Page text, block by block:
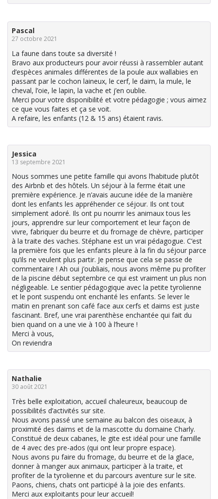
Pascal
27 octobre 2021
La faune dans toute sa diversité !
Bravo aux producteurs pour avoir réussi à rassembler autant
d’espèces animales différentes de la poule aux wallabies en
passant par le cochon laineux, le cerf, le daim, la mule, le
cheval, l’oie, le lapin, la vache et j’en oublie.
Merci pour votre disponibilité et votre pédagogie ; vous aimez
ce que vous faites et ça se voit.
A refaire, les enfants (12 & 15 ans) étaient ravis.
Jessica
13 septembre 2021
Nous sommes une petite famille qui avons l’habitude plutôt
des Airbnb et des hôtels. Un séjour à la ferme était une
première expérience. Je n’avais aucune idée de la manière
dont les enfants les appréhender ce séjour. Ils ont tout
simplement adoré. Ils ont pu nourrir les animaux tous les
jours, apprendre sur leur comportement et leur façon de
vivre, fabriquer du beurre et du fromage de chèvre, participer
à la traite des vaches. Stéphane est un vrai pédagogue. C’est
la première fois que les enfants pleure à la fin du séjour parce
qu’ils ne veulent plus partir. Je pense que cela se passe de
commentaire ! Ah oui j’oubliais, nous avons même pu profiter
de la piscine début septembre ce qui est vraiment un plus non
négligeable. Le sentier pédagogique avec la petite tyrolienne
et le pont suspendu ont enchanté les enfants. Se lever le
matin en prenant son café face aux cerfs et daims est juste
fascinant. Bref, une vrai parenthèse enchantée qui fait du
bien quand on a une vie à 100 à l’heure !
Merci à vous,
On reviendra
Nathalie
30 août 2021
Très belle exploitation, accueil chaleureux, beaucoup de
possibilités d’activités sur site.
Nous avons passé une semaine au balcon des oiseaux, à
proximité des daims et de la mascotte du domaine Charly.
Constitué de deux cabanes, le gite est idéal pour une famille
de 4 avec des pre-ados (qui ont leur propre espace).
Nous avons pu faire du fromage, du beurre et de la glace,
donner à manger aux animaux, participer à la traite, et
profiter de la tyrolienne et du parcours aventure sur le site.
Paons, chiens, chats ont participé à la joie des enfants.
Merci aux exploitants pour leur accueil!